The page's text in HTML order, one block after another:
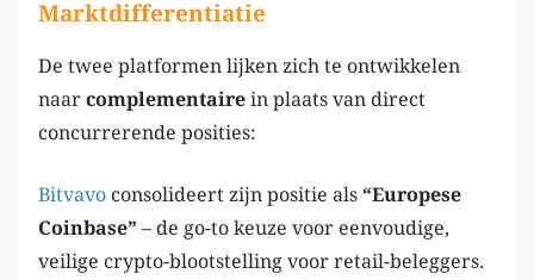
Marktdifferentiatie
De twee platformen lijken zich te ontwikkelen
naar complementaire in plaats van direct
concurrerende posities:
Bitvavo consolideert zijn positie als “Europese
Coinbase” – de go-to keuze voor eenvoudige,
veilige crypto-blootstelling voor retail-beleggers.